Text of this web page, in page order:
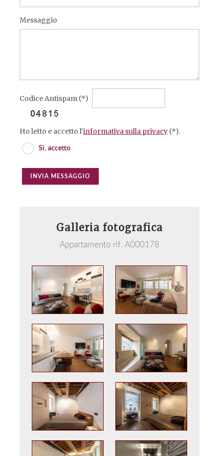
Messaggio
Codice Antispam (*)
Ho letto e accetto l'informativa sulla privacy (*).
Sì, accetto
INVIA MESSAGGIO
Galleria fotografica
Appartamento rif. A000178